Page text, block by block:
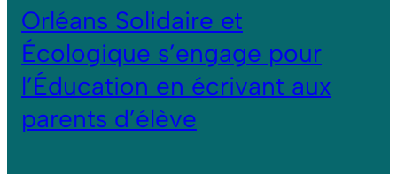
Orléans Solidaire et
Écologique s’engage pour
l’Éducation en écrivant aux
parents d’élève